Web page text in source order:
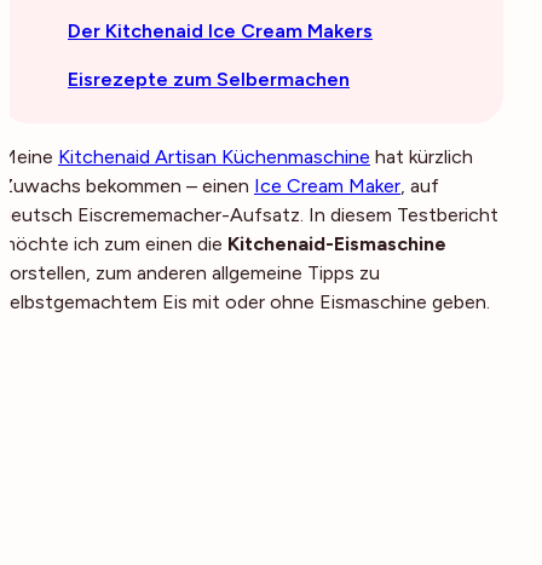
Der Kitchenaid Ice Cream Makers
Eisrezepte zum Selbermachen
Meine Kitchenaid Artisan Küchenmaschine hat kürzlich
Zuwachs bekommen – einen Ice Cream Maker, auf
deutsch Eiscrememacher-Aufsatz. In diesem Testbericht
möchte ich zum einen die Kitchenaid-Eismaschine
vorstellen, zum anderen allgemeine Tipps zu
selbstgemachtem Eis mit oder ohne Eismaschine geben.